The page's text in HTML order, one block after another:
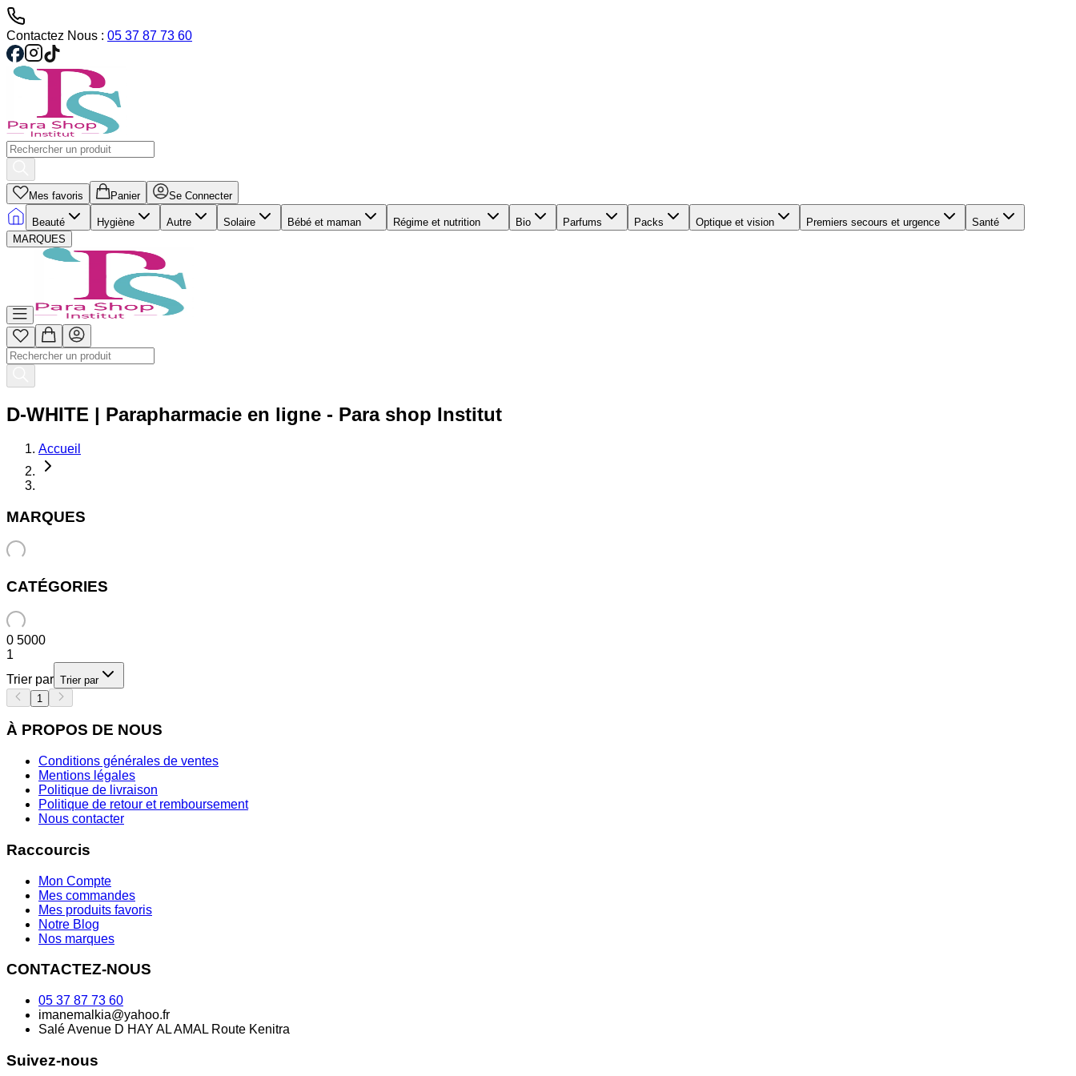
Contactez Nous : 05 37 87 73 60
Mes favoris Panier Se Connecter
Beauté Hygiène Autre Solaire Bébé et maman Régime et nutrition Bio Parfums Packs Optique et vision Premiers secours et urgence
Santé
MARQUES
D-WHITE | Parapharmacie en ligne - Para shop Institut
Accueil
MARQUES
CATÉGORIES
0 5000
1
Trier par Trier par
1
À PROPOS DE NOUS
Conditions générales de ventes
Mentions légales
Politique de livraison
Politique de retour et remboursement
Nous contacter
Raccourcis
Mon Compte
Mes commandes
Mes produits favoris
Notre Blog
Nos marques
CONTACTEZ-NOUS
05 37 87 73 60
imanemalkia@yahoo.fr
Salé Avenue D HAY AL AMAL Route Kenitra
Suivez-nous